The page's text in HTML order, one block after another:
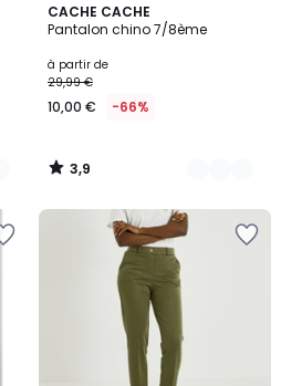
CACHE CACHE
Pantalon chino 7/8ème
à partir de
29,99 €
10,00 € -66%
3,9
/ 5
10
Couleurs
3,9
/